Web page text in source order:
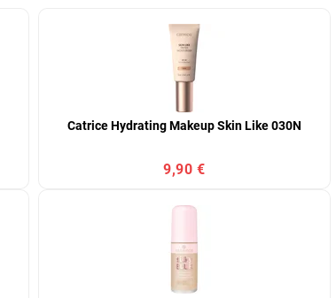
Catrice Hydrating Makeup Skin Like 030N
9,90 €